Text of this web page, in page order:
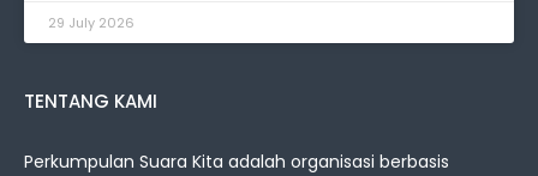
29 July 2026
TENTANG KAMI
Perkumpulan Suara Kita adalah organisasi berbasis